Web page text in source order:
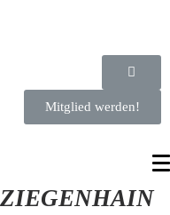
Mitglied werden!